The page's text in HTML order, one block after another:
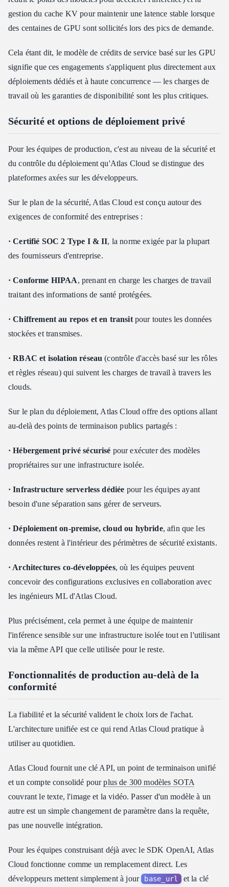
gestion du cache KV pour maintenir une latence stable lorsque
des centaines de GPU sont sollicités lors des pics de demande.
Cela étant dit, le modèle de crédits de service basé sur les GPU
signifie que ces engagements s'appliquent plus directement aux
déploiements dédiés et à haute concurrence — les charges de
travail où les garanties de disponibilité sont les plus critiques.
Sécurité et options de déploiement privé
Pour les équipes de production, c'est au niveau de la sécurité et
du contrôle du déploiement qu'Atlas Cloud se distingue des
plateformes axées sur les développeurs.
Sur le plan de la sécurité, Atlas Cloud est conçu autour des
exigences de conformité des entreprises :
· Certifié SOC 2 Type I & II, la norme exigée par la plupart
des fournisseurs d'entreprise.
· Conforme HIPAA, prenant en charge les charges de travail
traitant des informations de santé protégées.
· Chiffrement au repos et en transitpour toutes les données
stockées et transmises.
· RBAC et isolation réseau (contrôle d'accès basé sur les rôles
et règles réseau) qui suivent les charges de travail à travers les
clouds.
Sur le plan du déploiement, Atlas Cloud offre des options allant
au-delà des points de terminaison publics partagés :
· Hébergement privé sécurisé pour exécuter des modèles
propriétaires sur une infrastructure isolée.
· Infrastructure serverless dédiée pour les équipes ayant
besoin d'une séparation sans gérer de serveurs.
· Déploiement on-premise, cloud ou hybride, afin que les
données restent à l'intérieur des périmètres de sécurité existants.
· Architectures co-développées, où les équipes peuvent
concevoir des configurations exclusives en collaboration avec
les ingénieurs ML d'Atlas Cloud.
Plus précisément, cela permet à une équipe de maintenir
l'inférence sensible sur une infrastructure isolée tout en l'utilisant
via la même API que celle utilisée pour le reste.
Fonctionnalités de production au-delà de la
conformité
La fiabilité et la sécurité valident le choix lors de l'achat.
L'architecture unifiée est ce qui rend Atlas Cloud pratique à
utiliser au quotidien.
Atlas Cloud fournit une clé API, un point de terminaison unifié
et un compte consolidé pourplus de 300 modèles SOTA
couvrant le texte, l'image et la vidéo. Passer d'un modèle à un
autre est un simple changement de paramètre dans la requête,
pas une nouvelle intégration.
Pour les équipes construisant déjà avec le SDK OpenAI, Atlas
Cloud fonctionne comme un remplacement direct. Les
développeurs mettent simplement à jour base_url
et la clé